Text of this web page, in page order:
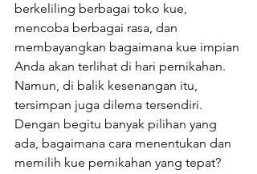
berkeliling berbagai toko kue,
mencoba berbagai rasa, dan
membayangkan bagaimana kue impian
Anda akan terlihat di hari pernikahan.
Namun, di balik kesenangan itu,
tersimpan juga dilema tersendiri.
Dengan begitu banyak pilihan yang
ada, bagaimana cara menentukan dan
memilih kue pernikahan yang tepat?